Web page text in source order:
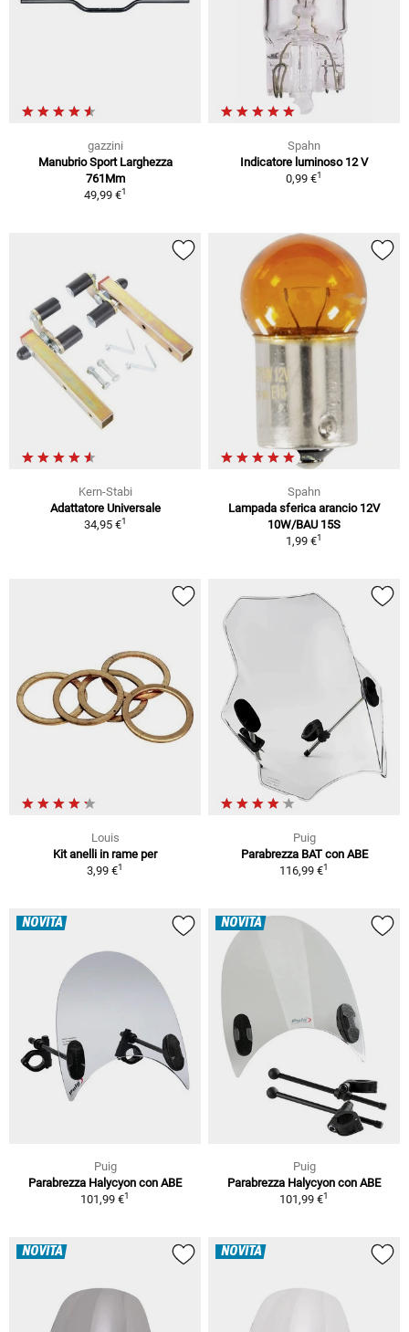
gazzini
Manubrio Sport Larghezza
761Mm
49,99 €1
Spahn
Indicatore luminoso 12 V
0,99 €1
Kern-Stabi
Adattatore Universale
34,95 €1
Spahn
Lampada sferica arancio 12V
10W/BAU 15S
1,99 €1
Louis
Kit anelli in rame per
3,99 €1
Puig
Parabrezza BAT con ABE
116,99 €1
NOVITÀ
Puig
Parabrezza Halycyon con ABE
101,99 €1
NOVITÀ
Puig
Parabrezza Halycyon con ABE
101,99 €1
NOVITÀ NOVITÀ